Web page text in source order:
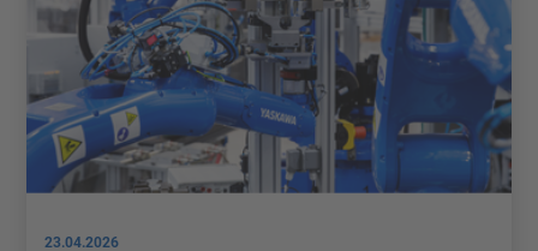
23.04.2026